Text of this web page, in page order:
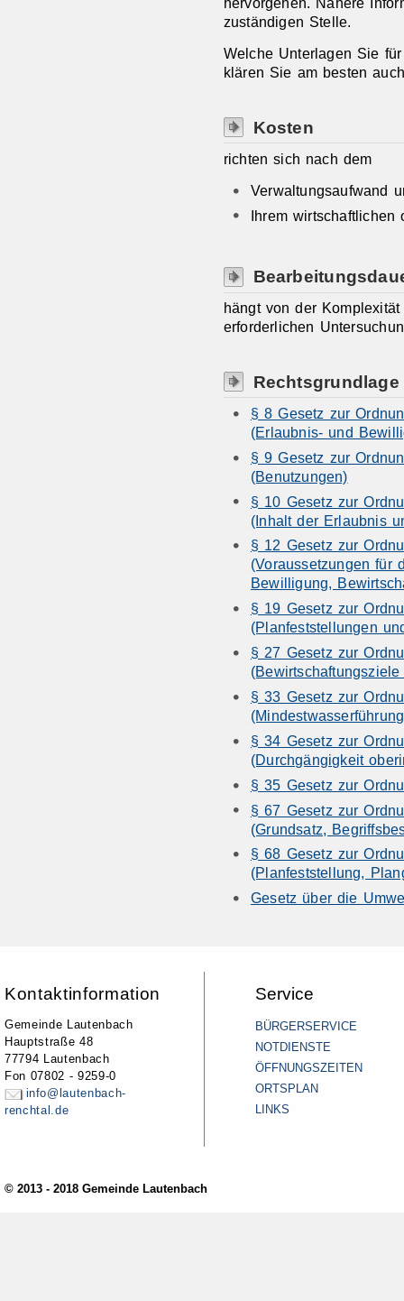
zuständigen Stelle.
Welche Unterlagen Sie
klären Sie am besten
Kosten
richten sich nach dem
Verwaltungsaufwand
Ihrem wirtschaftlichen
hängt von der
erforderlichen
Rechtsgrundlage
§ 8 Gesetz zur
(Erlaubnis- und
§ 9 Gesetz zur
(Benutzungen)
§ 10 Gesetz zur
(Inhalt der Erlaubnis
§ 12 Gesetz zur
(Voraussetzungen für
Bewilligung,
§ 19 Gesetz zur
(Planfeststellungen
§ 27 Gesetz zur
§ 33 Gesetz zur
§ 34 Gesetz zur
(Durchgängigkeit
§ 35 Gesetz zur
§ 67 Gesetz zur
(Grundsatz,
§ 68 Gesetz zur
(Planfeststellung,
Gesetz über die
Kontaktinformation
Gemeinde Lautenbach
Hauptstraße 48
77794 Lautenbach
Fon 07802 - 9259-0
info@lautenbach-
renchtal.de
Service
BÜRGERSERVICE
NOTDIENSTE
ÖFFNUNGSZEITEN
ORTSPLAN
LINKS
© 2013 - 2018 Gemeinde Lautenbach